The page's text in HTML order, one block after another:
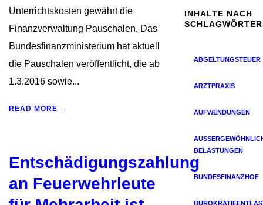
Unterrichtskosten gewährt die
Finanzverwaltung Pauschalen. Das
Bundesfinanzministerium hat aktuell
die Pauschalen veröffentlicht, die ab
1.3.2016 sowie...
READ MORE →
Entschädigungszahlung
an Feuerwehrleute
INHALTE NACH
ABGELTUNGSTEUER
ARZTPRAXIS
AUFWENDUNGEN
ELASTUNGEN
BUNDESFINANZHOF